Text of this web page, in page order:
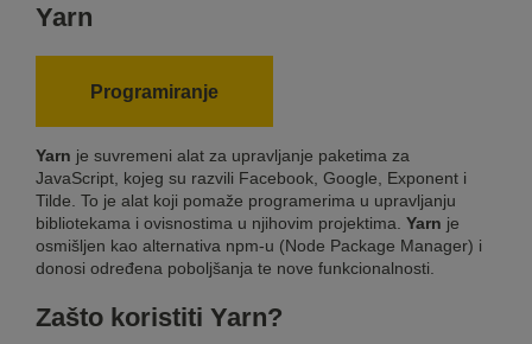
Yarn
Programiranje
Yarn je suvremeni alat za upravljanje paketima za
JavaScript, kojeg su razvili Facebook, Google, Exponent i
Tilde. To je alat koji pomaže programerima u upravljanju
bibliotekama i ovisnostima u njihovim projektima. Yarn je
osmišljen kao alternativa npm-u (Node Package Manager) i
donosi određena poboljšanja te nove funkcionalnosti.
Zašto koristiti Yarn?